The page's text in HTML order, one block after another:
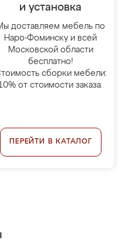
и установка
доставляем мебель по
Наро-Фоминску и всей
Московской области
бесплатно!
сборки мебели:
от стоимости заказа.
ПЕРЕЙТИ В КАТАЛОГ